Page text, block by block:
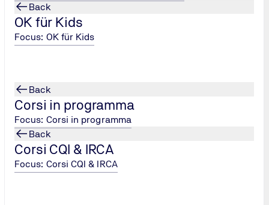
Back
OK für Kids
Focus: OK für Kids
Back
Corsi in programma
Focus: Corsi in programma
Back
Corsi CQI & IRCA
Focus: Corsi CQI & IRCA